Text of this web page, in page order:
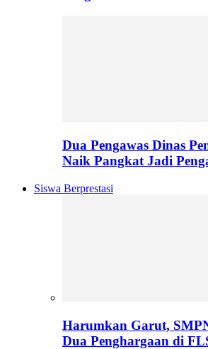
Dua Pengawas Dinas
Naik Pangkat Jadi
Siswa Berprestasi
Harumkan Garut,
Dua Penghargaan di